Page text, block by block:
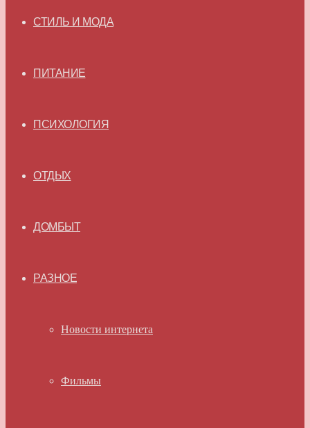
СТИЛЬ И МОДА
ПИТАНИЕ
ПСИХОЛОГИЯ
ОТДЫХ
ДОМБЫТ
РАЗНОЕ
Новости интернета
Фильмы